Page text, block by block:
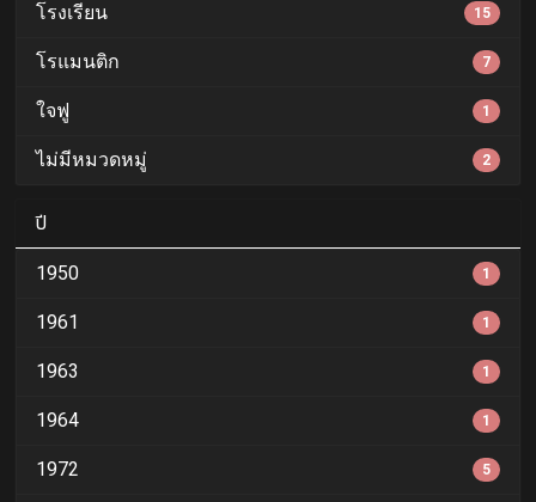
โรงเรียน 15
โรแมนติก 7
ใจฟู 1
ไม่มีหมวดหมู่ 2
ปี
1950 1
1961 1
1963 1
1964 1
1972 5